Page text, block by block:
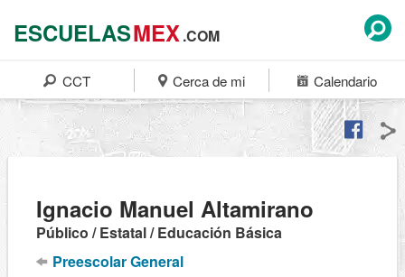
ESCUELASMEX.COM
CCT Cerca de mi Calendario
Ignacio Manuel Altamirano
Público / Estatal / Educación Básica
Preescolar General